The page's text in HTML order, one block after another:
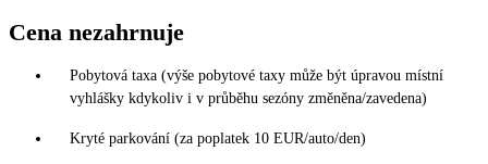
Cena nezahrnuje
Pobytová taxa (výše pobytové taxy může být úpravou místní
vyhlášky kdykoliv i v průběhu sezóny změněna/zavedena)
Kryté parkování (za poplatek 10 EUR/auto/den)